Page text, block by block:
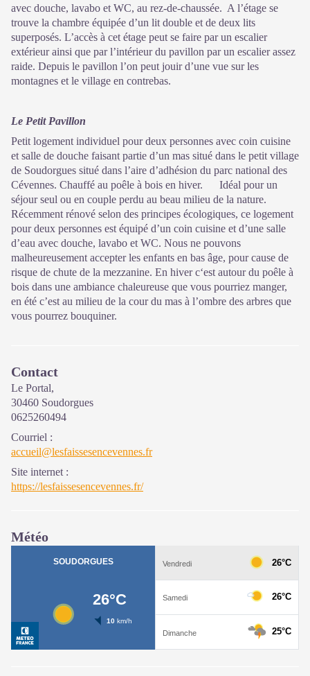
avec douche, lavabo et WC, au rez-de-chaussée. A l’étage se
trouve la chambre équipée d’un lit double et de deux lits
superposés. L’accès à cet étage peut se faire par un escalier
extérieur ainsi que par l’intérieur du pavillon par un escalier assez
raide. Depuis le pavillon l’on peut jouir d’une vue sur les
montagnes et le village en contrebas.
Le Petit Pavillon
Petit logement individuel pour deux personnes avec coin cuisine
et salle de douche faisant partie d’un mas situé dans le petit village
de Soudorgues situé dans l’aire d’adhésion du parc national des
Cévennes. Chauffé au poêle à bois en hiver. Idéal pour un
séjour seul ou en couple perdu au beau milieu de la nature.
Récemment rénové selon des principes écologiques, ce logement
pour deux personnes est équipé d’un coin cuisine et d’une salle
d’eau avec douche, lavabo et WC. Nous ne pouvons
malheureusement accepter les enfants en bas âge, pour cause de
risque de chute de la mezzanine. En hiver c‘est autour du poêle à
bois dans une ambiance chaleureuse que vous pourriez manger,
en été c’est au milieu de la cour du mas à l’ombre des arbres que
vous pourrez bouquiner.
Contact
Le Portal,
30460 Soudorgues
0625260494
Courriel :
accueil@lesfaissesencevennes.fr
Site internet :
https://lesfaissesencevennes.fr/
Météo